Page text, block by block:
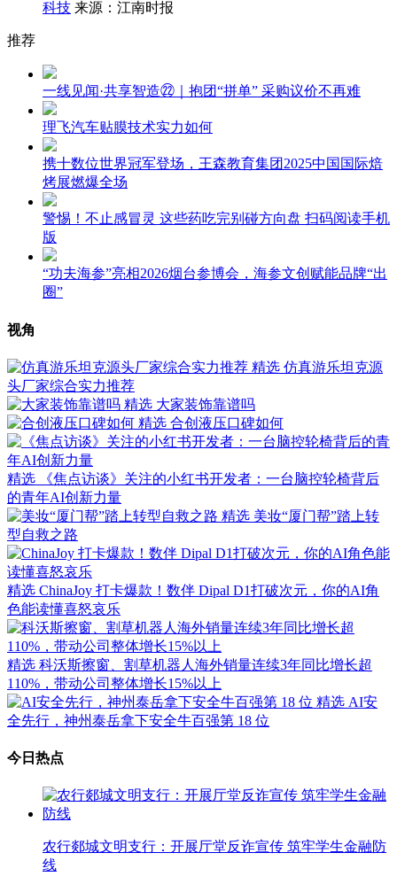
科技 来源：江南时报
推荐
一线见闻·共享智造㉒｜抱团“拼单” 采购议价不再难
理飞汽车贴膜技术实力如何
携十数位世界冠军登场，王森教育集团2025中国国际焙
烤展燃爆全场
警惕！不止感冒灵 这些药吃完别碰方向盘 扫码阅读手机
版
“功夫海参”亮相2026烟台参博会，海参文创赋能品牌“出
圈”
视角
精选 仿真游乐坦克源
头厂家综合实力推荐
精选 大家装饰靠谱吗
精选 合创液压口碑如何
精选
《焦点访谈》关注的小红书开发者：一台脑控轮椅背后
的青年AI创新力量
精选 美妆“厦门帮”踏上转
型自救之路
精选 ChinaJoy 打卡爆款！数伴 Dipal D1打破次元，你的AI角
色能读懂喜怒哀乐
精选 科沃斯擦窗、割草机器人海外销量连续3年同比增长超
110%，带动公司整体增长15%以上
精选 AI安
全先行，神州泰岳拿下安全牛百强第 18 位
今日热点
农行郯城文明支行：开展厅堂反诈宣传 筑牢学生金融防
线